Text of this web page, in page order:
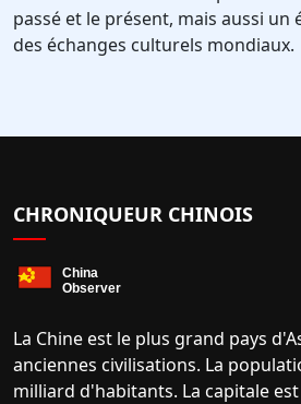
passé et le présent, mais aussi
des échanges culturels mondiaux.
CHRONIQUEUR CHINOIS
La Chine est le plus grand pays
anciennes civilisations. La
milliard d'habitants. La capitale